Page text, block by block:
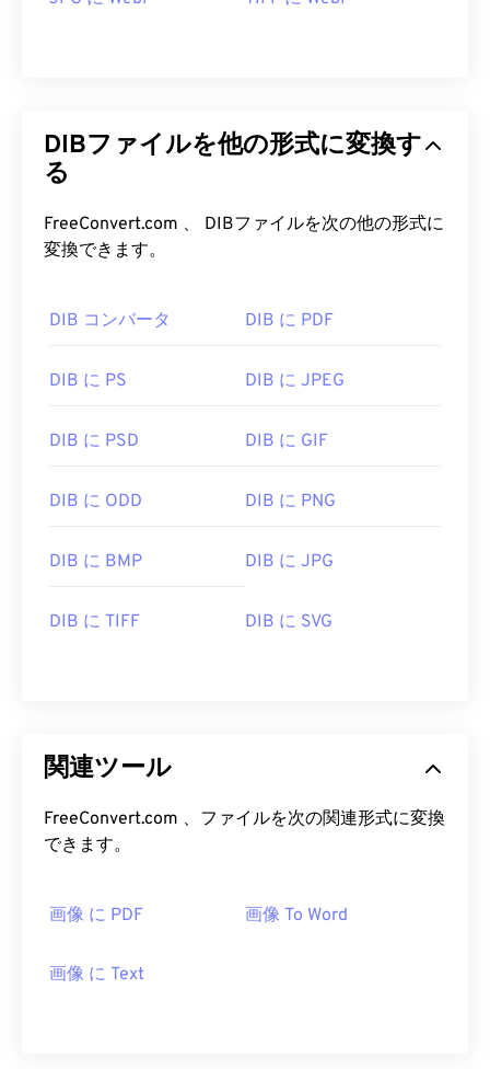
DIBファイルを他の形式に変換す
る
FreeConvert.com 、 DIBファイルを次の他の形式に
変換できます。
DIB コンバータ DIB に PDF
DIB に PS DIB に JPEG
DIB に PSD DIB に GIF
DIB に ODD DIB に PNG
DIB に BMP DIB に JPG
DIB に TIFF DIB に SVG
関連ツール
FreeConvert.com 、ファイルを次の関連形式に変換
できます。
画像 に PDF 画像 To Word
画像 に Text